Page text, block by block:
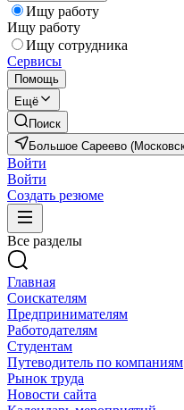
Ищу работу
Ищу работу
Ищу сотрудника
Сервисы
Помощь
Ещё
Поиск
Большое
Войти
Войти
Создать резюме
Все разделы
Главная
Соискателям
Предпринимателям
Работодателям
Студентам
Путеводитель по компаниям
Рынок труда
Новости сайта